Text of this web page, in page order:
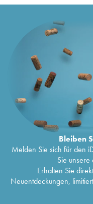
Bleiben
Melden Sie sich für den
Sie
Erhalten Sie
Neuentdeckungen,